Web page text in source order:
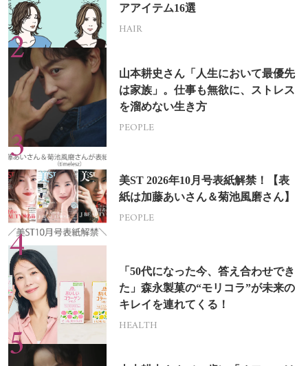
アアイテム16選
HAIR
山本耕史さん「人生において最優先
は家族」。仕事も無欲に、ストレス
を溜めない生き方
PEOPLE
美ST 2026年10月号表紙解禁！【表
紙は加藤あいさん＆菊池風磨さん】
PEOPLE
「50代になった今、答え合わせでき
た」森永製菓の“モリコラ”が未来の
キレイを連れてくる！
HEALTH